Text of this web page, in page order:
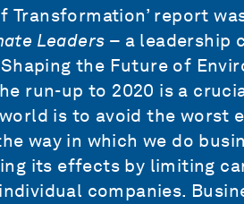
Transformation’ report
Leaders – a leadership
Shaping the Future of
run-up to 2020 is a
is to avoid the worst
way in which we do
its effects by limiting
companies.